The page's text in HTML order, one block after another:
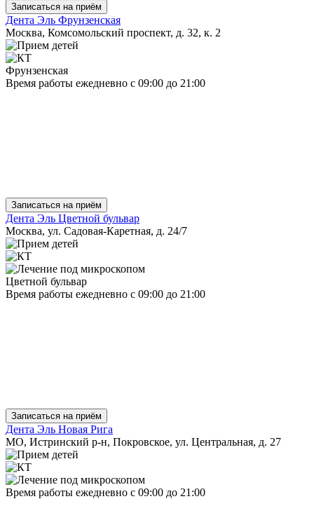
Записаться на приём
Дента Эль Фрунзенская
Москва, Комсомольский проспект, д. 32, к. 2
Фрунзенская
Время работы ежедневно с 09:00 до 21:00
Записаться на приём
Дента Эль Цветной бульвар
Москва, ул. Садовая-Каретная, д. 24/7
Цветной бульвар
Время работы ежедневно с 09:00 до 21:00
Записаться на приём
Дента Эль Новая Рига
МО, Истринский р-н, Покровское, ул. Центральная, д. 27
Время работы ежедневно с 09:00 до 21:00